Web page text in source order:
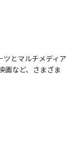
ツとマルチメディア
画など、さまざま